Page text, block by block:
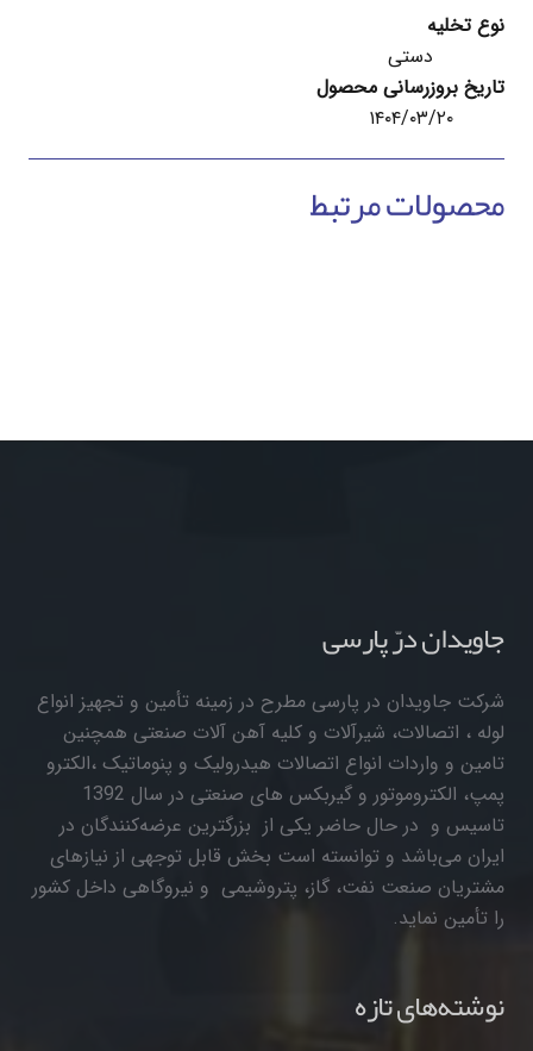
نوع تخلیه
دستی
تاریخ بروزرسانی محصول
۱۴۰۴/۰۳/۲۰
محصولات مرتبط
جاویدان درّ پارسی
شرکت جاویدان در پارسی مطرح در زمینه تأمین و تجهیز انواع
لوله ، اتصالات، شیرآلات و کلیه آهن آلات صنعتی همچنین
تامین و واردات انواع اتصالات هیدرولیک و پنوماتیک ،الکترو
پمپ، الکتروموتور و گیربکس های صنعتی در سال 1392
تاسیس و در حال حاضر یکی از بزرگترین عرضه‌کنندگان در
ایران می‌باشد و توانسته است بخش قابل توجهی از نیازهای
مشتریان صنعت نفت، گاز، پتروشیمی و نیروگاهی داخل کشور
را تأمین نماید.
نوشته‌های تازه